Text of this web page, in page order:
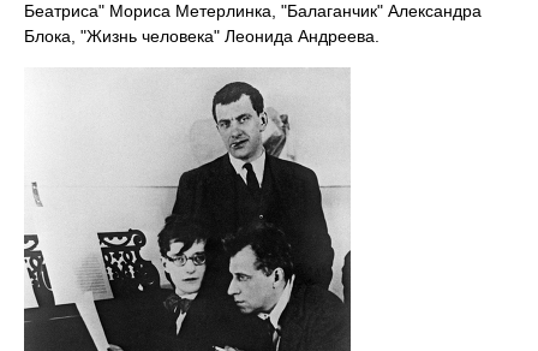
Беатриса" Мориса Метерлинка, "Балаганчик" Александра
Блока, "Жизнь человека" Леонида Андреева.